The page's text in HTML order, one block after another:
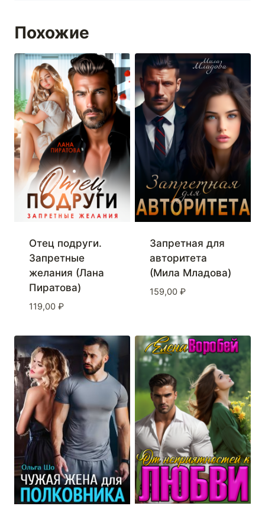
Похожие
Отец подруги.
Запретные
желания (Лана
Пиратова)
119,00 ₽
Запретная для
авторитета
(Мила Младова)
159,00 ₽